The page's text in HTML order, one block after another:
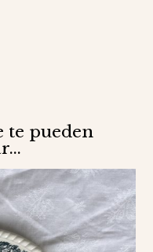
te pueden